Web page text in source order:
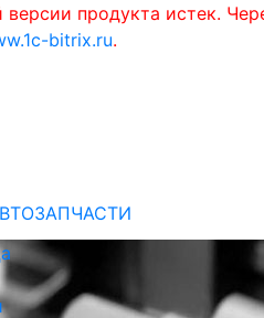
продукта истек.
bitrix.ru.